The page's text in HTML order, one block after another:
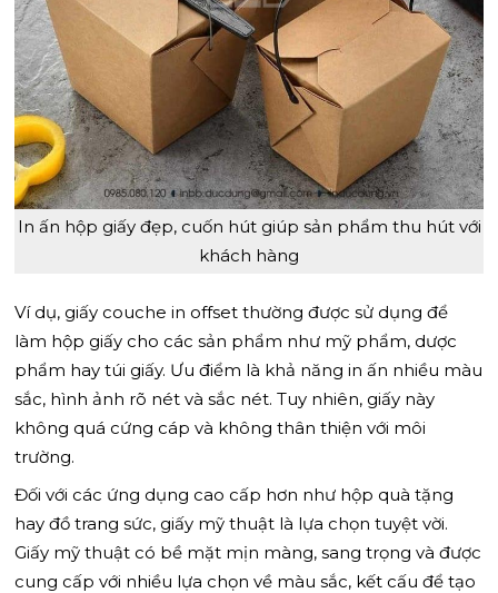
In ấn hộp giấy đẹp, cuốn hút giúp sản phẩm thu hút với
khách hàng
Ví dụ, giấy couche in offset thường được sử dụng để
làm hộp giấy cho các sản phẩm như mỹ phẩm, dược
phẩm hay túi giấy. Ưu điểm là khả năng in ấn nhiều màu
sắc, hình ảnh rõ nét và sắc nét. Tuy nhiên, giấy này
không quá cứng cáp và không thân thiện với môi
trường.
Đối với các ứng dụng cao cấp hơn như hộp quà tặng
hay đồ trang sức, giấy mỹ thuật là lựa chọn tuyệt vời.
Giấy mỹ thuật có bề mặt mịn màng, sang trọng và được
cung cấp với nhiều lựa chọn về màu sắc, kết cấu để tạo